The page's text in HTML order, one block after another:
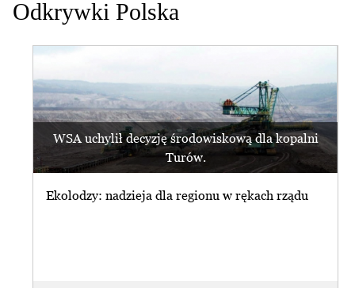
Odkrywki Polska
WSA uchylił decyzję środowiskową dla kopalni
Turów.
Ekolodzy: nadzieja dla regionu w rękach rządu